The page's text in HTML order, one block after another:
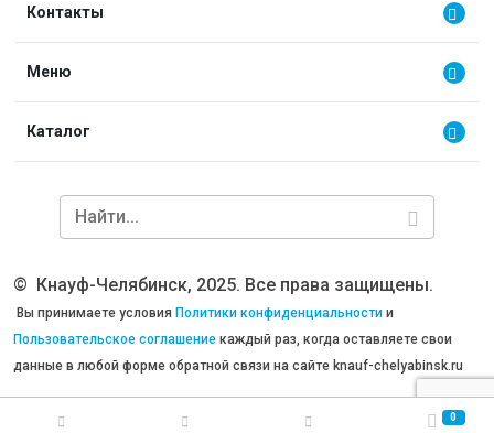
0
Контакты
Меню
Каталог
© Кнауф-Челябинск, 2025. Все права защищены.
Вы принимаете условия Политики конфиденциальности и
Пользовательское соглашение каждый раз, когда оставляете свои
данные в любой форме обратной связи на сайте knauf-chelyabinsk.ru